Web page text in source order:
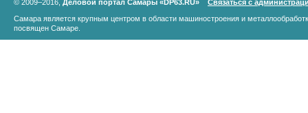
© 2009–2016, Деловой портал Самары «DP63.RU»
Связаться с
Самара является крупным центром в области машиностроения и
посвящен Самаре.